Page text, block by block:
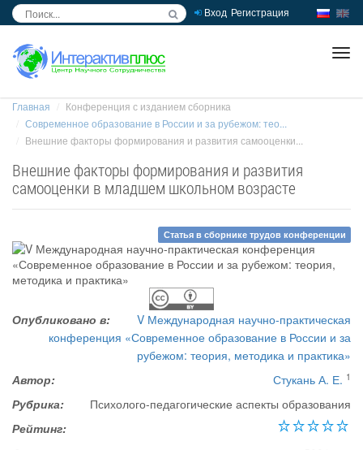
Вход Регистрация
Главная
Конференция с изданием сборника
Современное образование в России и за рубежом: тео...
Внешние факторы формирования и развития самооценки...
Внешние факторы формирования и развития
самооценки в младшем школьном возрасте
Статья в сборнике трудов конференции
Опубликовано в:
V Международная научно-практическая
конференция «Современное образование в России и за
рубежом: теория, методика и практика»
Автор:
Стукань А. Е. 1
Рубрика:
Психолого-педагогические аспекты образования
Рейтинг: